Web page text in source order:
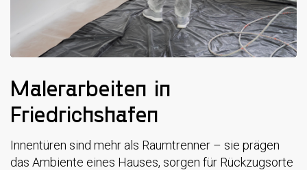
Malerarbeiten in
Friedrichshafen
Innentüren sind mehr als Raumtrenner – sie prägen
das Ambiente eines Hauses, sorgen für Rückzugsorte